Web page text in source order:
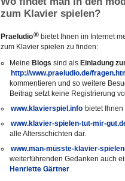
zum Klavier spielen?
Praeludio® bietet Ihnen im Internet
zum Klavier spielen zu finden:
Meine Blogs sind als Einladung
http://www.praeludio.de/
kommentieren und so weitere
Beitrag setzt keine Registrierung
www.klavierspiel.info bietet
www.klavier-spielen-tut-mir-
alle Altersschichten dar.
www.man-müsste-klavier-
weiterführenden Gedanken auch
Henriette Gärtner.